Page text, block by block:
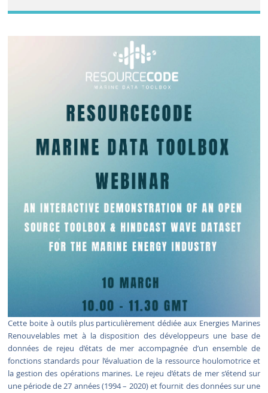
Cette boite à outils plus particulièrement dédiée aux Energies Marines
Renouvelables met à la disposition des développeurs une base de
données de rejeu d’états de mer accompagnée d’un ensemble de
fonctions standards pour l’évaluation de la ressource houlomotrice et
la gestion des opérations marines. Le rejeu d’états de mer s’étend sur
une période de 27 années (1994 – 2020) et fournit des données sur une